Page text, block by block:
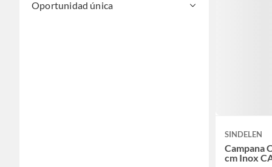
Oportunidad única
SINDELEN
Campana
cm Inox